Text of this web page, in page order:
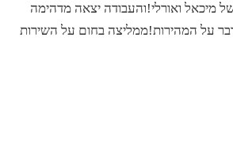
מיכאל ואורלי!והעבודה יצאה מדהימה
על המהירות!ממליצה בחום על השירות